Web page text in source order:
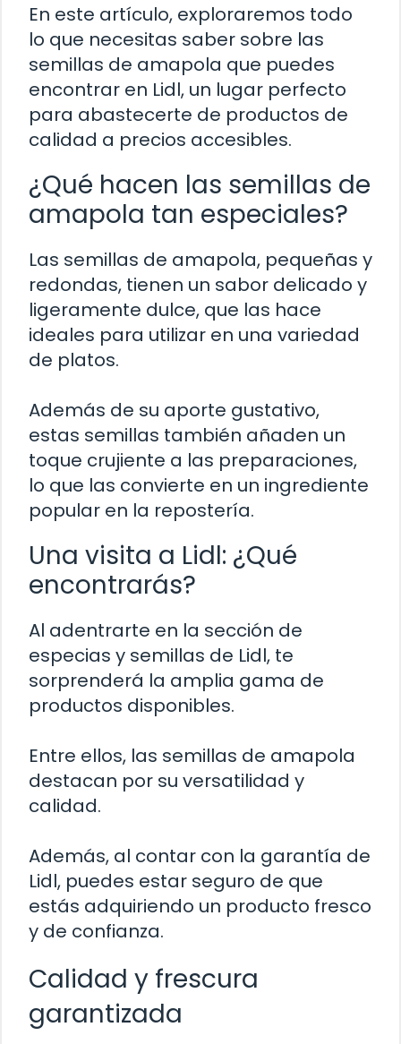
En este artículo, exploraremos todo
lo que necesitas saber sobre las
semillas de amapola que puedes
encontrar en Lidl, un lugar perfecto
para abastecerte de productos de
calidad a precios accesibles.
¿Qué hacen las semillas de
amapola tan especiales?
Las semillas de amapola, pequeñas y
redondas, tienen un sabor delicado y
ligeramente dulce, que las hace
ideales para utilizar en una variedad
de platos.
Además de su aporte gustativo,
estas semillas también añaden un
toque crujiente a las preparaciones,
lo que las convierte en un ingrediente
popular en la repostería.
Una visita a Lidl: ¿Qué
encontrarás?
Al adentrarte en la sección de
especias y semillas de Lidl, te
sorprenderá la amplia gama de
productos disponibles.
Entre ellos, las semillas de amapola
destacan por su versatilidad y
calidad.
Además, al contar con la garantía de
Lidl, puedes estar seguro de que
estás adquiriendo un producto fresco
y de confianza.
Calidad y frescura
garantizada